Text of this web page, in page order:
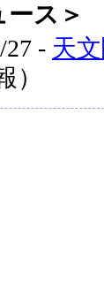
ース＞
27 - 天
）